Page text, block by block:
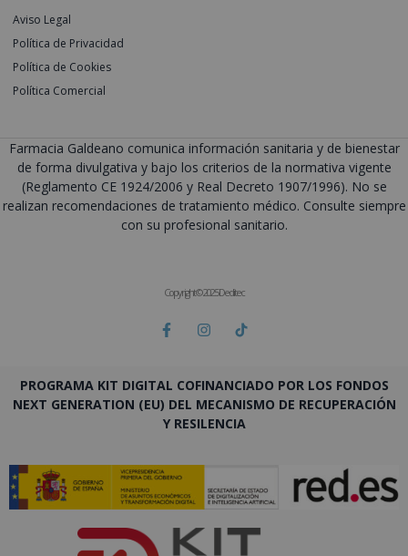
Aviso Legal
Política de Privacidad
Política de Cookies
Política Comercial
Farmacia Galdeano comunica información sanitaria y de bienestar
de forma divulgativa y bajo los criterios de la normativa vigente
(Reglamento CE 1924/2006 y Real Decreto 1907/1996). No se
realizan recomendaciones de tratamiento médico. Consulte siempre
con su profesional sanitario.
Copyright © 2025 Deditec
PROGRAMA KIT DIGITAL COFINANCIADO POR LOS FONDOS
NEXT GENERATION (EU) DEL MECANISMO DE RECUPERACIÓN
Y RESILENCIA